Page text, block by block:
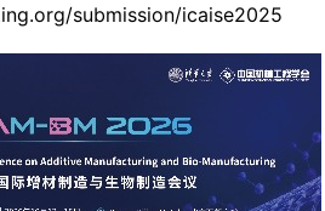
submission/icaise2025